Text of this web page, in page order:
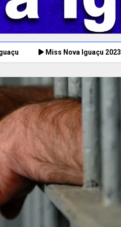
Miss Nova Iguaçu 2023